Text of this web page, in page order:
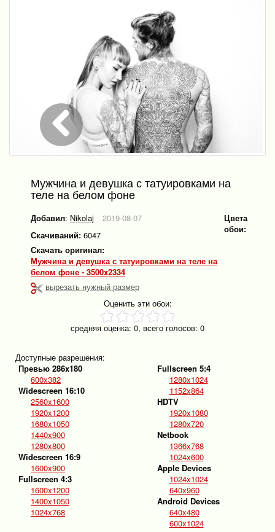
Мужчина и девушка с татуировками на
теле на белом фоне
Добавил: Nikolaj
2019-08-07
Скачиваний: 6047
Скачать оригинал:
Мужчина и девушка с татуировками на теле на
белом фоне - 3500x2334
вырезать нужный размер
Цвета
обои:
Оценить эти обои:
средняя оценка: 0, всего голосов: 0
Доступные разрешения:
Превью 286x180
600x382
Widescreen 16:10
2560x1600
1920x1200
1680x1050
1440x900
1280x800
Widescreen 16:9
1600x900
Fullscreen 4:3
1600x1200
1400x1050
1024x768
Fullscreen 5:4
1280x1024
1152x864
HDTV
1920x1080
1280x720
Netbook
1366x768
1024x600
Apple Devices
1024x1024
640x960
Android Devices
640x480
600x1024